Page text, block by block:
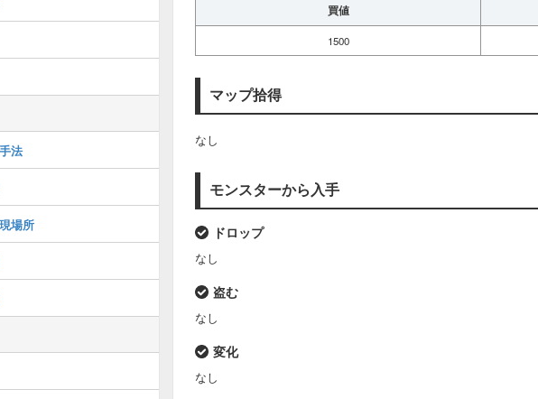
買値
1500
マップ拾得
なし
モンスターから入手
ドロップ
なし
盗む
なし
変化
なし
法
場所